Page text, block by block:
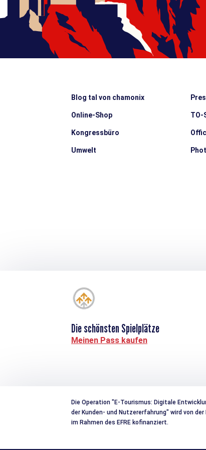
Blog tal von chamonix
Online-Shop
Kongressbüro
Umwelt
TO-
Die schönsten Spielplätze
Meinen Pass kaufen
Die Operation "E-Tourismus: Digitale
der Kunden- und Nutzererfahrung" wird von
im Rahmen des EFRE kofinanziert.